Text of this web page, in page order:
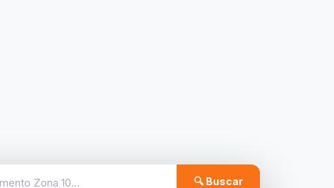
🔍 Buscar